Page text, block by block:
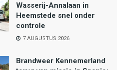
Wasserij-Annalaan in
Heemstede snel onder
controle
7 AUGUSTUS 2026
Brandweer Kennemerland